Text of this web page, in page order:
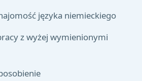
języka niemieckiego
z wyżej wymienionymi